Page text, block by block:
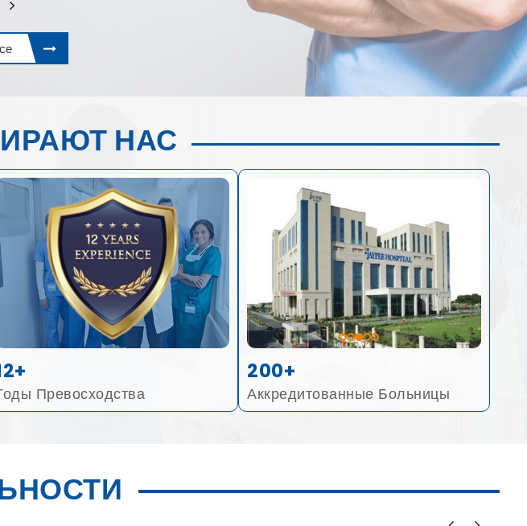
НАС
Превосходства
200+
Аккредитованные Больницы